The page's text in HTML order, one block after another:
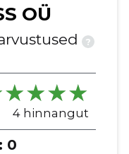
OÜ
?
4 hinnangut
0